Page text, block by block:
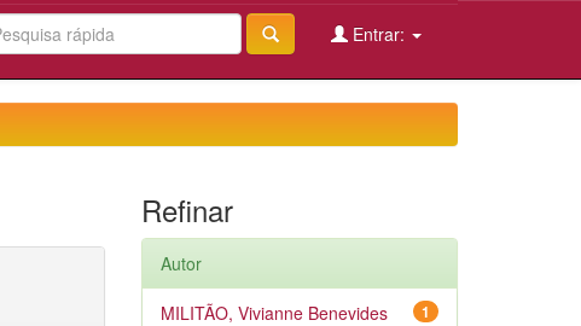
Entrar:
Refinar
Autor
1
MILITÃO, Vivianne Benevides